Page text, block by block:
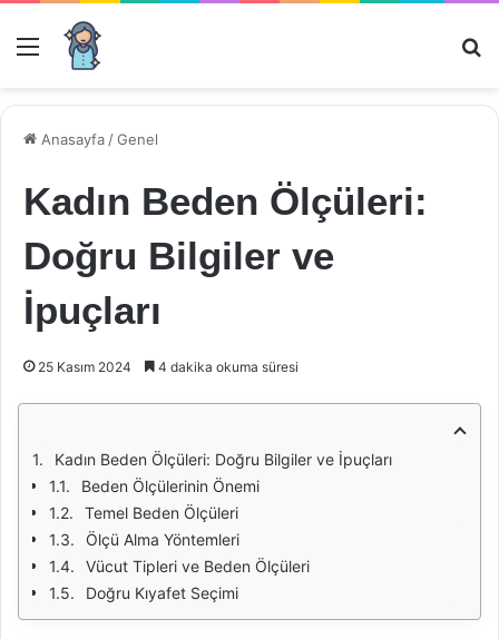
Menü
Anasayfa /Genel
Kadın Beden Ölçüleri:
Doğru Bilgiler ve
İpuçları
25 Kasım 2024 4 dakika okuma süresi
Kadın Beden Ölçüleri: Doğru Bilgiler ve İpuçları
Beden Ölçülerinin Önemi
Temel Beden Ölçüleri
Ölçü Alma Yöntemleri
Vücut Tipleri ve Beden Ölçüleri
Doğru Kıyafet Seçimi